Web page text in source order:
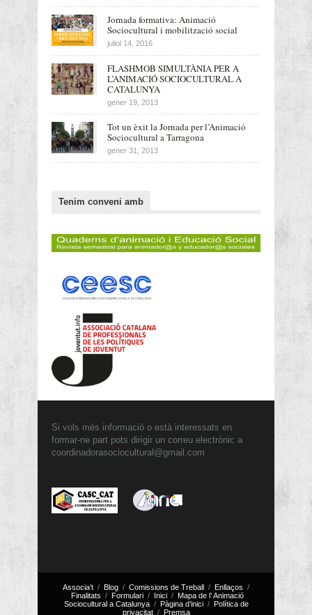
Jornada formativa: Animació
Sociocultural i mobilització social
juliol 14, 2016
FLASHMOB SIMULTÀNIA PER A
L’ANIMACIÓ SOCIOCULTURAL A
CATALUNYA
gener 19, 2013
Tot un èxit la Jornada per l’Animació
Sociocultural a Tarragona
gener 31, 2013
Tenim conveni amb
Si vols més informació o està interessats en
formar-ne part pots dirigir un correu electrònic a
coordinadorasociocultural@gmail.com
Associa’t Blog Comissions de Treball
Enllaços
Finalitats
Formulari Inici
Mapa de l’ Animació
Sociocultural a Catalunya
Pàgina d’inici
Política de
privacitat
Premsa